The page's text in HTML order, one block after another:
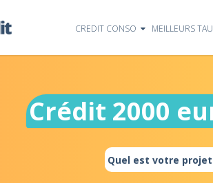
CREDIT CONSO MEILLEURS
Crédit 2000